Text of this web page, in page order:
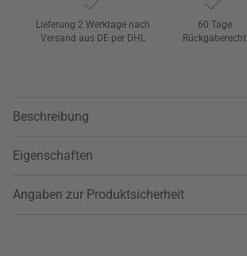
Lieferung 2 Werktage nach
Versand aus DE per DHL
60 Tage
Rückgaberecht
Beschreibung
Eigenschaften
Angaben zur Produktsicherheit